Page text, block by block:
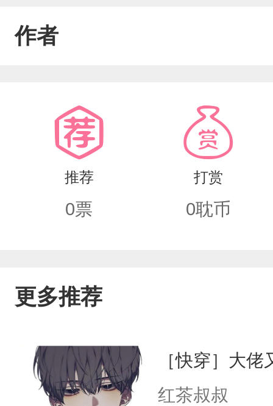
作者
推荐
0票
打赏
0耽币
更多推荐
［快穿］大
红茶叔叔